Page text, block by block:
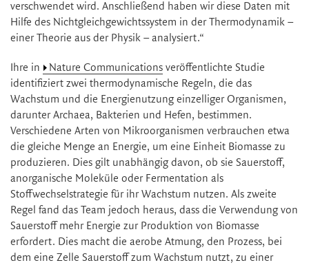
verschwendet wird. Anschließend haben wir diese Daten mit
Hilfe des Nichtgleichgewichtssystem in der Thermodynamik –
einer Theorie aus der Physik – analysiert.“
Ihre in Nature Communications veröffentlichte Studie
identifiziert zwei thermodynamische Regeln, die das
Wachstum und die Energienutzung einzelliger Organismen,
darunter Archaea, Bakterien und Hefen, bestimmen.
Verschiedene Arten von Mikroorganismen verbrauchen etwa
die gleiche Menge an Energie, um eine Einheit Biomasse zu
produzieren. Dies gilt unabhängig davon, ob sie Sauerstoff,
anorganische Moleküle oder Fermentation als
Stoffwechselstrategie für ihr Wachstum nutzen. Als zweite
Regel fand das Team jedoch heraus, dass die Verwendung von
Sauerstoff mehr Energie zur Produktion von Biomasse
erfordert. Dies macht die aerobe Atmung, den Prozess, bei
dem eine Zelle Sauerstoff zum Wachstum nutzt, zu einer